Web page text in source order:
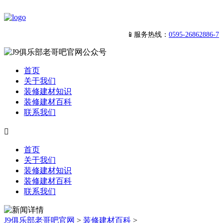
📱服务热线： 0595-26862886-7
首页
关于我们
装修建材知识
装修建材百科
联系我们

首页
关于我们
装修建材知识
装修建材百科
联系我们
J9俱乐部老哥吧官网 > 装修建材百科 >